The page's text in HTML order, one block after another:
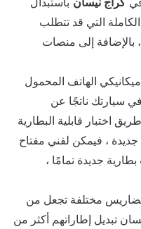
التي قد تتطلب
بالإضافة إلى منصات
الهاتف المحمول
سيارتك ناتجًا عن
اختبار قابلية البطارية
جديدة ، فيمكن لفني مفتاح
جديدة تمامًا ،
تضاريس مختلفة تجعل من
تبديل إطاراتهم أكثر من